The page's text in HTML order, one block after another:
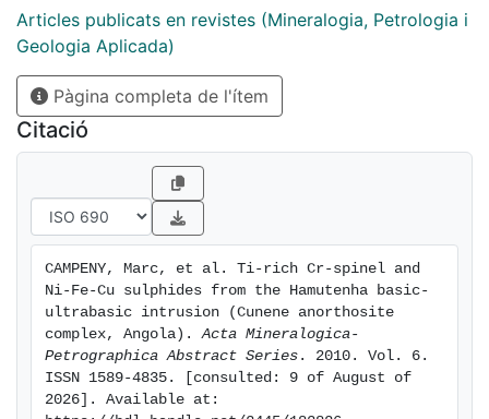
Articles publicats en revistes (Mineralogia, Petrologia i
Geologia Aplicada)
Pàgina completa de l'ítem
Citació
CAMPENY, Marc, et al. Ti-rich Cr-spinel and
Ni-Fe-Cu sulphides from the Hamutenha basic-
ultrabasic intrusion (Cunene anorthosite
complex, Angola). Acta Mineralogica-
Petrographica Abstract Series . 2010. Vol. 6.
ISSN 1589-4835. [consulted: 9 of August of
2026]. Available at: